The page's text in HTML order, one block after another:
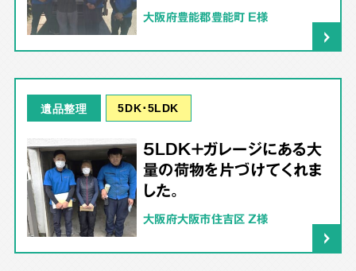
大阪府豊能郡豊能町 E様
遺品整理 5DK･5LDK
5LDK＋ガレージにある大
量の荷物を片づけてくれま
した。
大阪府大阪市住吉区 Z様